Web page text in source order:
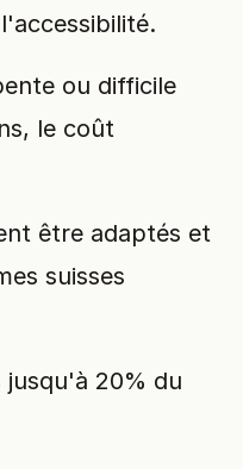
ou difficile
le coût
être adaptés et
suisses
jusqu'à 20% du